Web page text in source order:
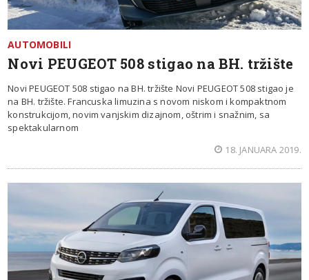
AUTOMOBILI
Novi PEUGEOT 508 stigao na BH. tržište
Novi PEUGEOT 508 stigao na BH. tržište Novi PEUGEOT 508 stigao je
na BH. tržište. Francuska limuzina s novom niskom i kompaktnom
konstrukcijom, novim vanjskim dizajnom, oštrim i snažnim, sa
spektakularnom
18. JANUARA 2019.